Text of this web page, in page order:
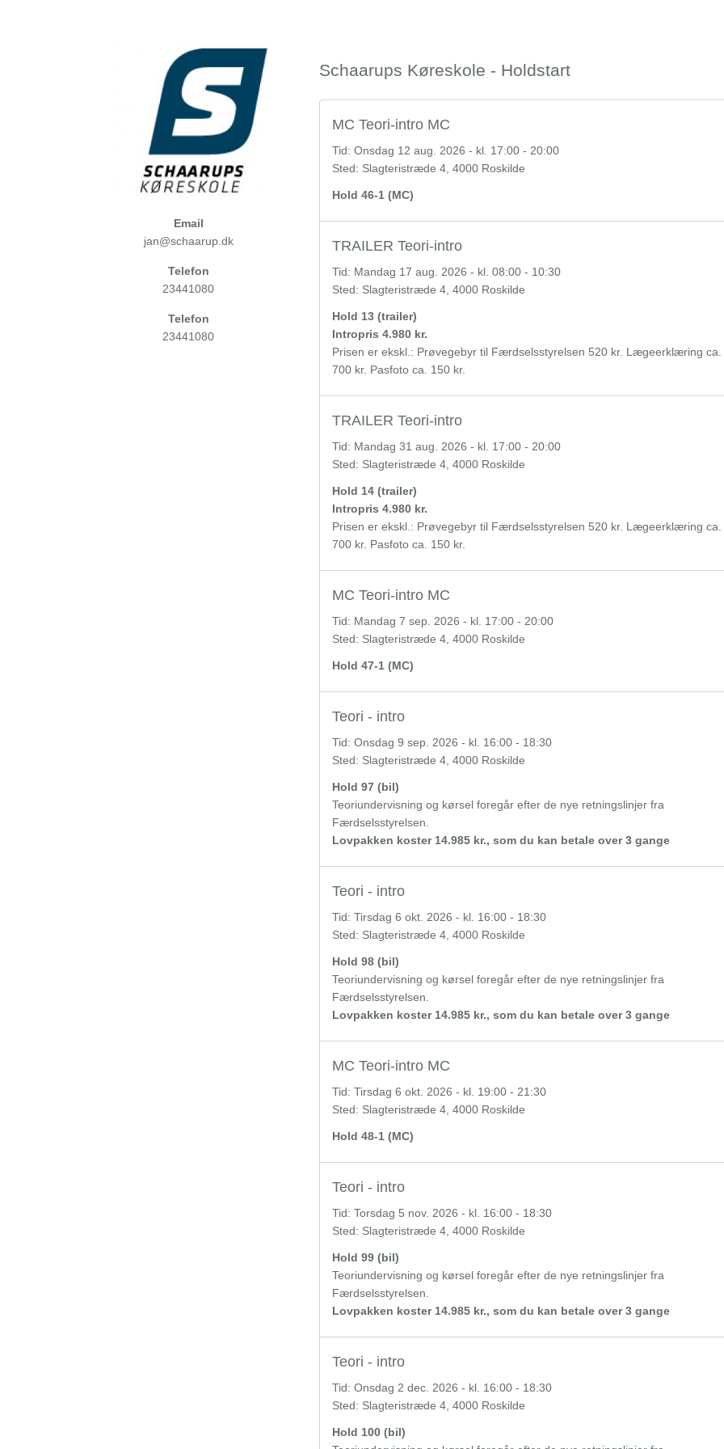
Email
jan@schaarup.dk
Telefon
23441080
Telefon
23441080
Schaarups Køreskole - Holdstart
MC Teori-intro MC
Tid: Onsdag 12 aug. 2026 - kl. 17:00 - 20:00
Sted: Slagteristræde 4, 4000 Roskilde
Hold 46-1 (MC)
TRAILER Teori-intro
Tid: Mandag 17 aug. 2026 - kl. 08:00 - 10:30
Sted: Slagteristræde 4, 4000 Roskilde
Hold 13 (trailer)
Intropris 4.980 kr.
Prisen er ekskl.: Prøvegebyr til Færdselsstyrelsen 520 kr. Lægeerklæring ca.
700 kr. Pasfoto ca. 150 kr.
TRAILER Teori-intro
Tid: Mandag 31 aug. 2026 - kl. 17:00 - 20:00
Sted: Slagteristræde 4, 4000 Roskilde
Hold 14 (trailer)
Intropris 4.980 kr.
Prisen er ekskl.: Prøvegebyr til Færdselsstyrelsen 520 kr. Lægeerklæring ca.
700 kr. Pasfoto ca. 150 kr.
MC Teori-intro MC
Tid: Mandag 7 sep. 2026 - kl. 17:00 - 20:00
Sted: Slagteristræde 4, 4000 Roskilde
Hold 47-1 (MC)
Teori - intro
Tid: Onsdag 9 sep. 2026 - kl. 16:00 - 18:30
Sted: Slagteristræde 4, 4000 Roskilde
Hold 97 (bil)
Teoriundervisning og kørsel foregår efter de nye retningslinjer fra
Færdselsstyrelsen.
Lovpakken koster 14.985 kr., som du kan betale over 3 gange
Teori - intro
Tid: Tirsdag 6 okt. 2026 - kl. 16:00 - 18:30
Sted: Slagteristræde 4, 4000 Roskilde
Hold 98 (bil)
Teoriundervisning og kørsel foregår efter de nye retningslinjer fra
Færdselsstyrelsen.
Lovpakken koster 14.985 kr., som du kan betale over 3 gange
MC Teori-intro MC
Tid: Tirsdag 6 okt. 2026 - kl. 19:00 - 21:30
Sted: Slagteristræde 4, 4000 Roskilde
Hold 48-1 (MC)
Teori - intro
Tid: Torsdag 5 nov. 2026 - kl. 16:00 - 18:30
Sted: Slagteristræde 4, 4000 Roskilde
Hold 99 (bil)
Teoriundervisning og kørsel foregår efter de nye retningslinjer fra
Færdselsstyrelsen.
Lovpakken koster 14.985 kr., som du kan betale over 3 gange
Teori - intro
Tid: Onsdag 2 dec. 2026 - kl. 16:00 - 18:30
Sted: Slagteristræde 4, 4000 Roskilde
Hold 100 (bil)